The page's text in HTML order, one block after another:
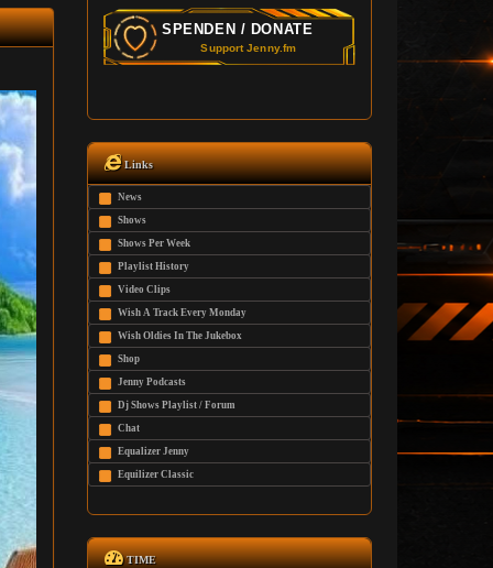
Links
News
Shows
Shows Per Week
Playlist History
Video Clips
Wish A Track Every Monday
Wish Oldies In The Jukebox
Shop
Jenny Podcasts
Dj Shows Playlist / Forum
Chat
Equalizer Jenny
Equilizer Classic
TIME